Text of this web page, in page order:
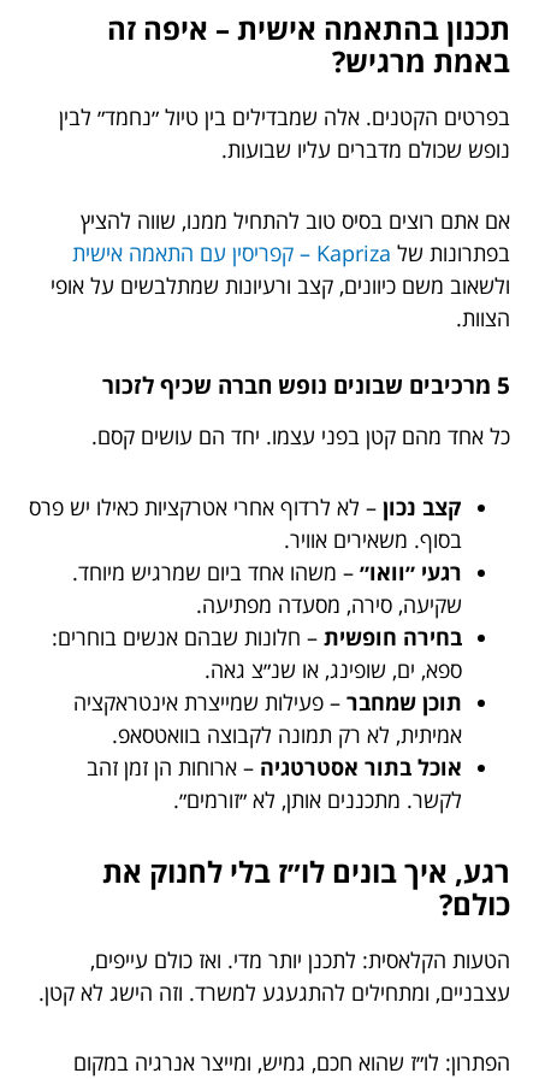
תכנון בהתאמה אישית – איפה זה
באמת מרגיש?
בפרטים הקטנים. אלה שמבדילים בין טיול ״נחמד״ לבין
נופש שכולם מדברים עליו שבועות.
אם אתם רוצים בסיס טוב להתחיל ממנו, שווה להציץ
בפתרונות של Kapriza – קפריסין עם התאמה אישית
ולשאוב משם כיוונים, קצב ורעיונות שמתלבשים על אופי
הצוות.
5 מרכיבים שבונים נופש חברה שכיף לזכור
כל אחד מהם קטן בפני עצמו. יחד הם עושים קסם.
קצב נכון – לא לרדוף אחרי אטרקציות כאילו יש פרס
בסוף. משאירים אוויר.
רגעי ״וואו״ – משהו אחד ביום שמרגיש מיוחד.
שקיעה, סירה, מסעדה מפתיעה.
בחירה חופשית – חלונות שבהם אנשים בוחרים:
ספא, ים, שופינג, או שנ״צ גאה.
תוכן שמחבר – פעילות שמייצרת אינטראקציה
אמיתית, לא רק תמונה לקבוצה בוואטסאפ.
אוכל בתור אסטרטגיה – ארוחות הן זמן זהב
לקשר. מתכננים אותן, לא ״זורמים״.
רגע, איך בונים לו״ז בלי לחנוק את
כולם?
הטעות הקלאסית: לתכנן יותר מדי. ואז כולם עייפים,
עצבניים, ומתחילים להתגעגע למשרד. וזה הישג לא קטן.
הפתרון: לו״ז שהוא חכם, גמיש, ומייצר אנרגיה במקום